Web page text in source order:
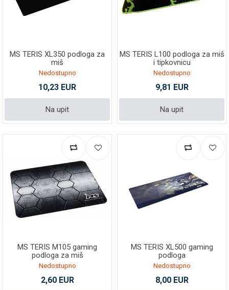
MS TERIS XL350 podloga za
miš
Nedostupno
10,23 EUR
Na upit
MS TERIS L100 podloga za miš
i tipkovnicu
Nedostupno
9,81 EUR
Na upit
MS TERIS M105 gaming
podloga za miš
Nedostupno
2,60 EUR
MS TERIS XL500 gaming
podloga
Nedostupno
8,00 EUR